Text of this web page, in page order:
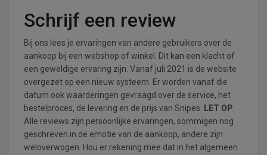
Schrijf een review
Bij ons lees je ervaringen van andere gebruikers over de
aankoop bij een webshop of winkel. Dit kan een klacht of
een geweldige ervaring zijn. Vanaf juli 2021 is de website
overgezet op een nieuw systeem. Er worden vanaf die
datum ook waarderingen gevraagd over de service, het
bestelproces, de levering en de prijs van Snipes.
LET OP
Alle reviews zijn persoonlijke ervaringen, sommigen nog
geschreven in de emotie van de aankoop, andere zijn
weloverwogen. Hou er rekening mee dat in het algemeen